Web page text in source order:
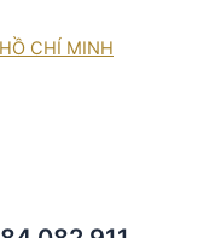
CHÍ MINH